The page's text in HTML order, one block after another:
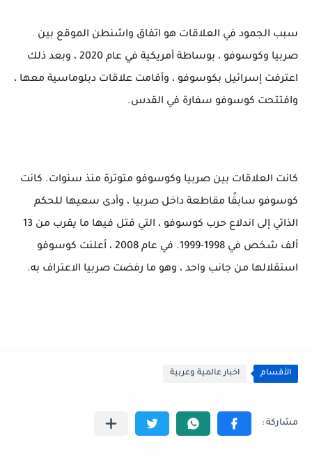
سبب الجمود في العلاقات هو اتفاق واشنطن الموقع بين
صربيا وكوسوفو ، بوساطة أمريكية في عام 2020 ، وبعد ذلك
اعترفت إسرائيل بكوسوفو ، وأقامت علاقات دبلوماسية معها ،
وافتتحت كوسوفو سفارة في القدس.
كانت العلاقات بين صربيا وكوسوفو متوترة منذ سنوات. كانت
كوسوفو سابقًا مقاطعة داخل صربيا ، وأدى سعيها للحكم
الذاتي إلى اندلاع حرب كوسوفو ، التي قتل فيها ما يقرب من 13
ألف شخص في 1998-1999. في عام 2008 ، أعلنت كوسوفو
استقلالها من جانب واحد ، وهو ما رفضت صربيا الاعتراف به.
الأقسام اخبار عالمية وعربية